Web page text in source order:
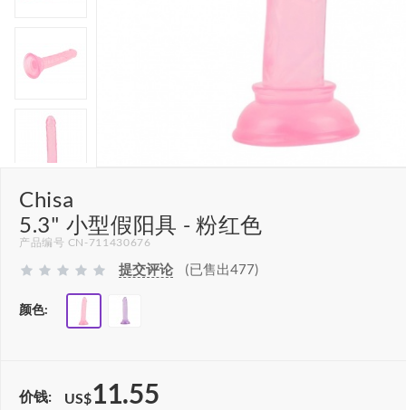
Chisa
5.3" 小型假阳具 - 粉红色
产品编号 CN-711430676
提交评论 (已售出477)
颜色:
价钱: US$11.55